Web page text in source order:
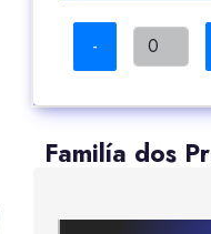
-
Familía dos